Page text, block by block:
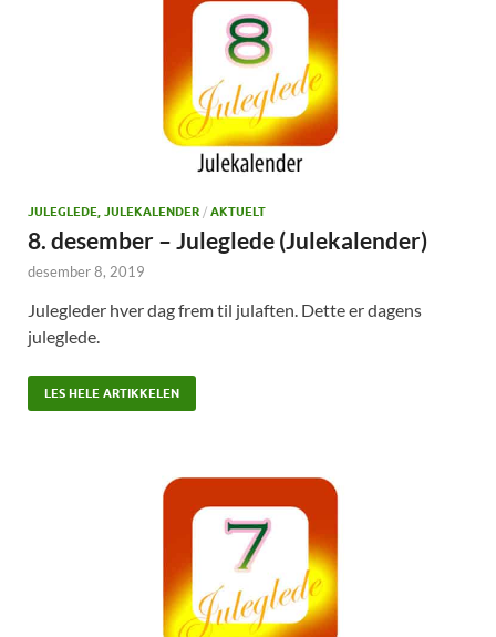
JULEGLEDE, JULEKALENDER / AKTUELT
8. desember – Juleglede (Julekalender)
desember 8, 2019
Julegleder hver dag frem til julaften. Dette er dagens
juleglede.
LES HELE ARTIKKELEN